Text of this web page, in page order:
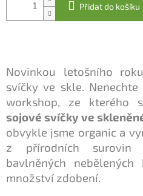
Přidat do košíku
Novinkou letošního
svíčky ve skle.
workshop, ze kterého
sojové svíčky ve
obvykle jsme organic a
z přírodních surovin
bavlněných
množství zdobení.